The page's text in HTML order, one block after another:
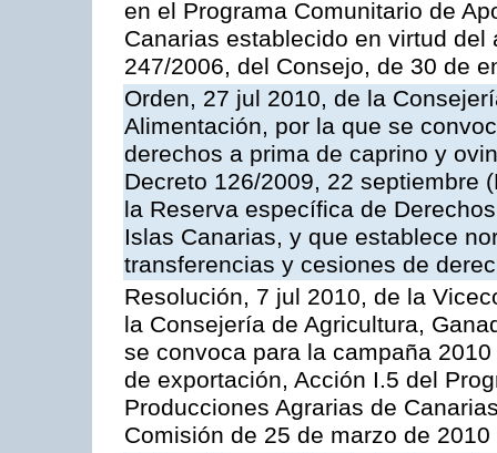
en el Programa Comunitario de
Canarias establecido en virtud del
247/2006, del Consejo, de 30 de
Orden, 27 jul 2010, de la
Alimentación, por la que se
derechos a prima de caprino y
Decreto 126/2009, 22 septiembre
la Reserva específica de
Islas Canarias, y que establece
transferencias y cesiones de
Resolución, 7 jul 2010, de la
la Consejería de Agricultura,
se convoca para la campaña
de exportación, Acción I.5 del
Producciones Agrarias de
Comisión de 25 de marzo de 2010